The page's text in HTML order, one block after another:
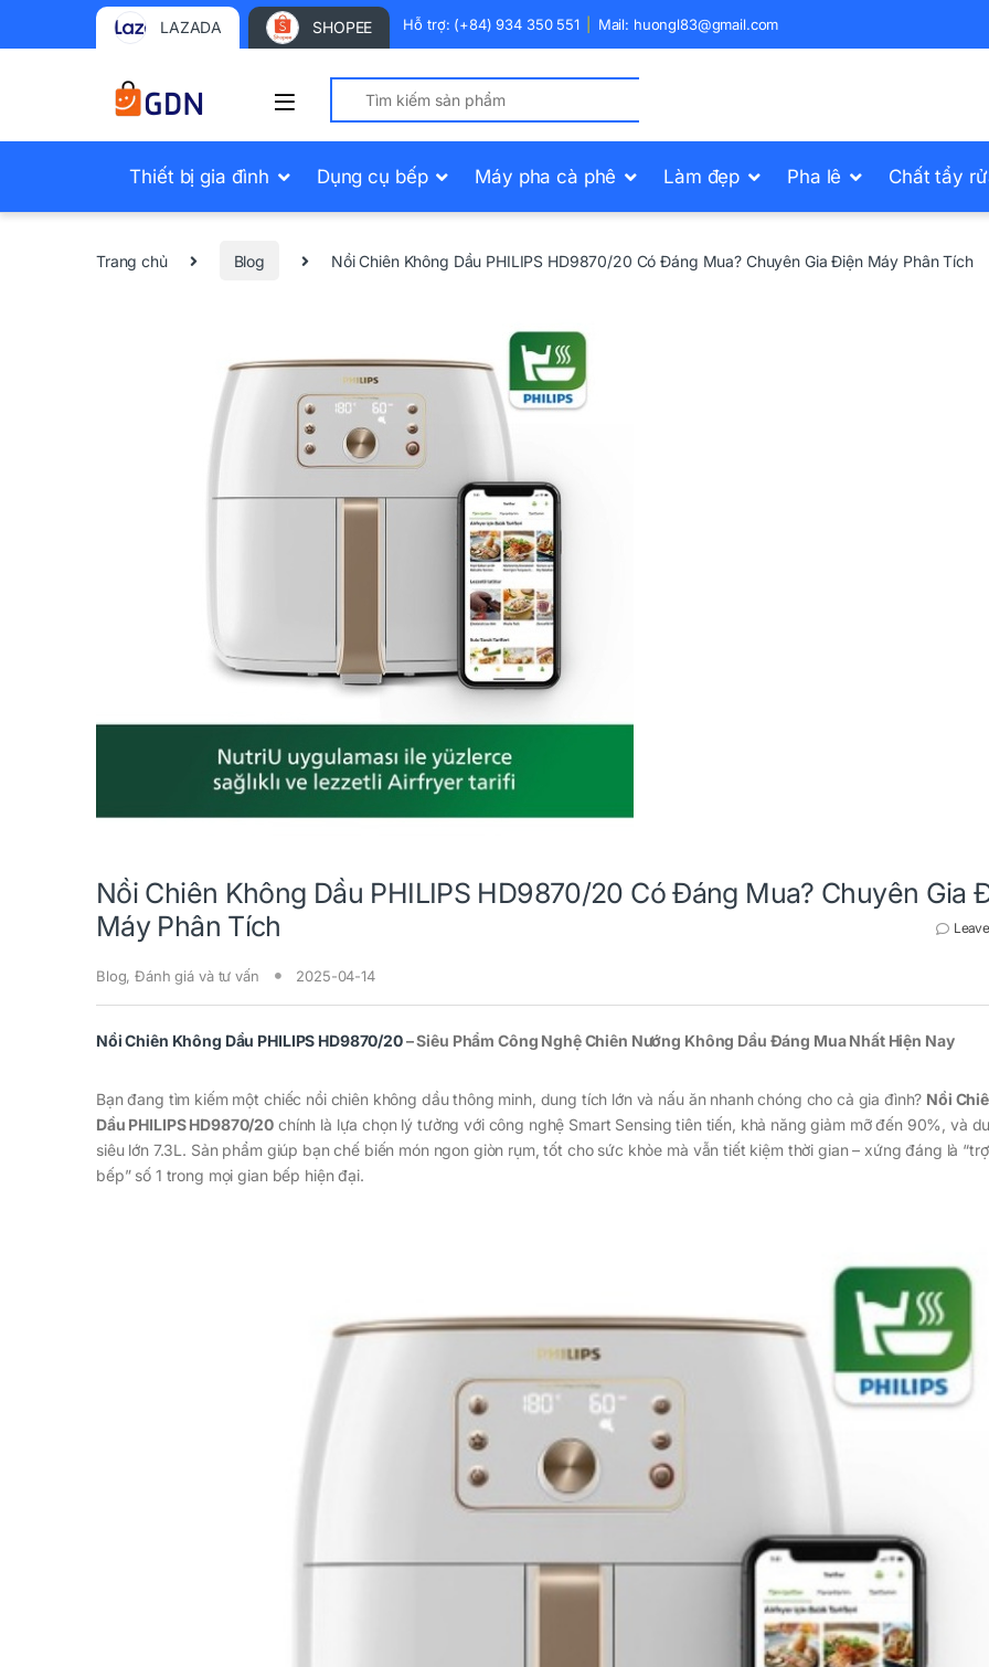
LAZADA SHOPEE Hỗ trợ: (+84) 934 350 551 Mail: huongl83@gmail.com
Search for:
Thiết bị gia đình Dụng cụ bếp Máy pha cà phê Làm đẹp Pha lê Chất tẩy
Trang chủ Blog Nồi Chiên Không Dầu PHILIPS HD9870/20 Có Đáng Mua? Chuyên Gia Điện Máy Phân Tích
Nồi Chiên Không Dầu PHILIPS HD9870/20 Có Đáng Mua? Chuyên Gia
Máy Phân Tích
Blog,Đánh giá và tư vấn 2025-04-14
Nồi Chiên Không Dầu PHILIPS HD9870/20– Siêu Phẩm Công Nghệ Chiên Nướng Không Dầu Đáng Mua Nhất Hiện Nay
Bạn đang tìm kiếm một chiếc nồi chiên không dầu thông minh, dung tích lớn và nấu ăn nhanh chóng cho cả gia đình? Nồi
Dầu PHILIPS HD9870/20 chính là lựa chọn lý tưởng với công nghệ Smart Sensing tiên tiến, khả năng giảm mỡ đến 90%, và
siêu lớn 7.3L. Sản phẩm giúp bạn chế biến món ngon giòn rụm, tốt cho sức khỏe mà vẫn tiết kiệm thời gian – xứng đáng là
bếp” số 1 trong mọi gian bếp hiện đại.